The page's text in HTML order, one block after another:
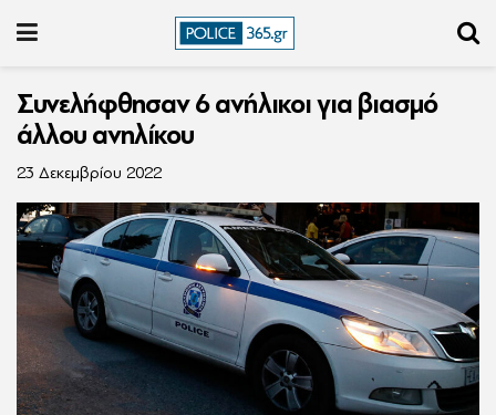
Συνελήφθησαν 6 ανήλικοι για βιασμό
άλλου ανηλίκου
23 Δεκεμβρίου 2022